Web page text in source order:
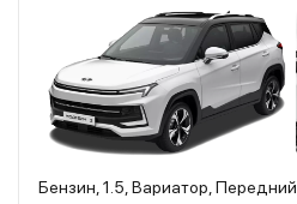
Бензин, 1.5, Вариатор, Передний,